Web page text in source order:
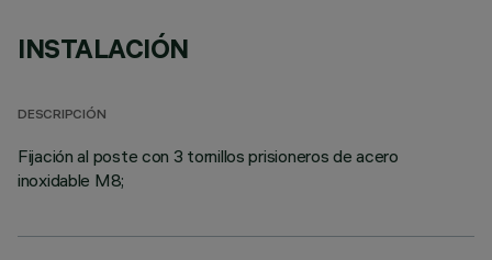
INSTALACIÓN
DESCRIPCIÓN
Fijación al poste con 3 tornillos prisioneros de acero
inoxidable M8;